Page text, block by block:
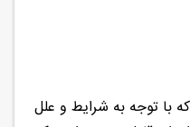
با توجه به شرایط و علل